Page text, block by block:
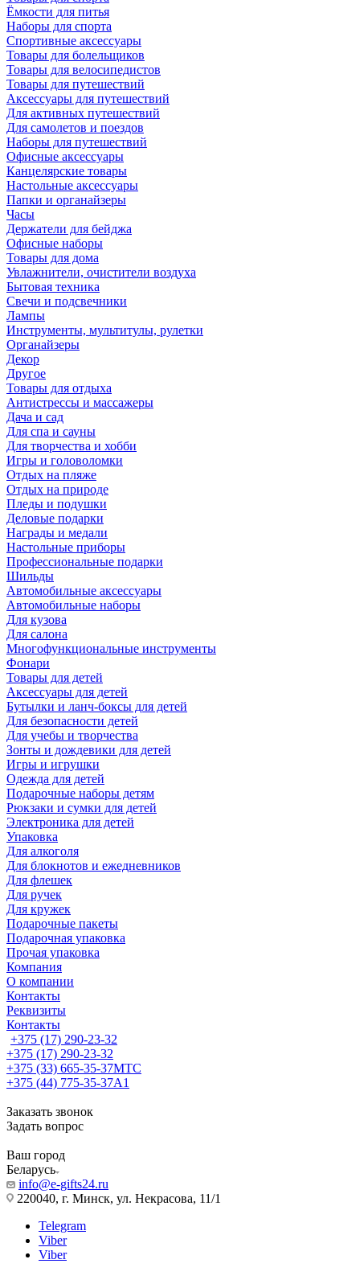
Ёмкости для питья
Наборы для спорта
Спортивные аксессуары
Товары для болельщиков
Товары для велосипедистов
Товары для путешествий
Аксессуары для путешествий
Для активных путешествий
Для самолетов и поездов
Наборы для путешествий
Офисные аксессуары
Канцелярские товары
Настольные аксессуары
Папки и органайзеры
Часы
Держатели для бейджа
Офисные наборы
Товары для дома
Увлажнители, очистители воздуха
Бытовая техника
Свечи и подсвечники
Лампы
Инструменты, мультитулы, рулетки
Органайзеры
Декор
Другое
Товары для отдыха
Антистрессы и массажеры
Дача и сад
Для спа и сауны
Для творчества и хобби
Игры и головоломки
Отдых на пляже
Отдых на природе
Пледы и подушки
Деловые подарки
Награды и медали
Настольные приборы
Профессиональные подарки
Шильды
Автомобильные аксессуары
Автомобильные наборы
Для кузова
Для салона
Многофункциональные инструменты
Фонари
Товары для детей
Аксессуары для детей
Бутылки и ланч-боксы для детей
Для безопасности детей
Для учебы и творчества
Зонты и дождевики для детей
Игры и игрушки
Одежда для детей
Подарочные наборы детям
Рюкзаки и сумки для детей
Электроника для детей
Упаковка
Для алкоголя
Для блокнотов и ежедневников
Для флешек
Для ручек
Для кружек
Подарочные пакеты
Подарочная упаковка
Прочая упаковка
Компания
О компании
Контакты
Реквизиты
Контакты
+375 (17) 290-23-32
+375 (17) 290-23-32
+375 (33) 665-35-37МТС
+375 (44) 775-35-37А1
Заказать звонок
Задать вопрос
Ваш город
Беларусь
info@e-gifts24.ru
220040, г. Минск, ул. Некрасова, 11/1
Telegram
Viber
Viber